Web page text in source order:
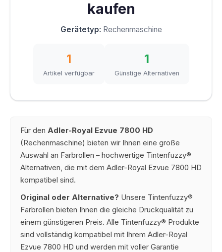
kaufen
Gerätetyp: Rechenmaschine
1
Artikel verfügbar
1
Günstige Alternativen
Für den Adler-Royal Ezvue 7800 HD
(Rechenmaschine) bieten wir Ihnen eine große
Auswahl an Farbrollen – hochwertige Tintenfuzzy®
Alternativen, die mit dem Adler-Royal Ezvue 7800 HD
kompatibel sind.
Original oder Alternative? Unsere Tintenfuzzy®
Farbrollen bieten Ihnen die gleiche Druckqualität zu
einem günstigeren Preis. Alle Tintenfuzzy® Produkte
sind vollständig kompatibel mit Ihrem Adler-Royal
Ezvue 7800 HD und werden mit voller Garantie